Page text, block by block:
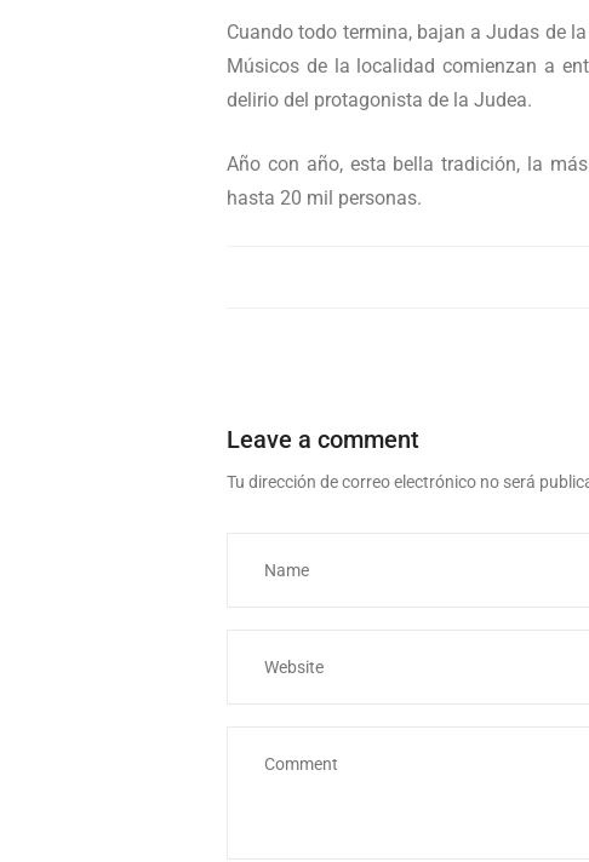
Cuando todo termina, bajan a Judas de
Músicos de la localidad comienzan a
delirio del protagonista de la Judea.
Año con año, esta bella tradición, la
hasta 20 mil personas.
Leave a comment
Tu dirección de correo electrónico no será